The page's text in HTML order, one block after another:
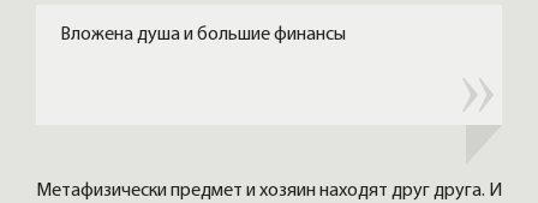
Вложена душа и большие финансы
Метафизически предмет и хозяин находят друг друга. И